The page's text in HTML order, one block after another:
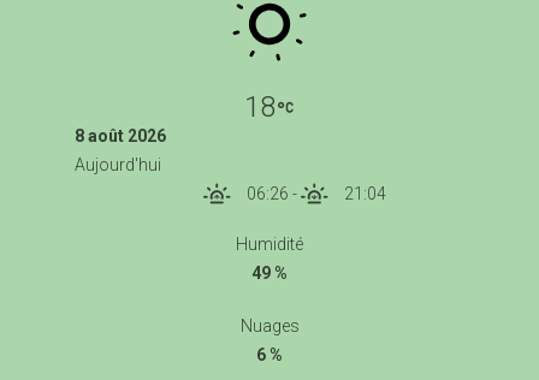
18
8 août 2026
Aujourd'hui
06:26 - 21:04
Humidité
49 %
Nuages
6 %